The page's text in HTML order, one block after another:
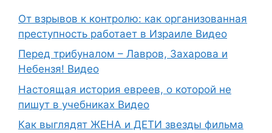
От взрывов к контролю: как организованная
преступность работает в Израиле Видео
Перед трибуналом – Лавров, Захарова и
Небензя! Видео
Настоящая история евреев, о которой не
пишут в учебниках Видео
Как выглядят ЖЕНА и ДЕТИ звезды фильма